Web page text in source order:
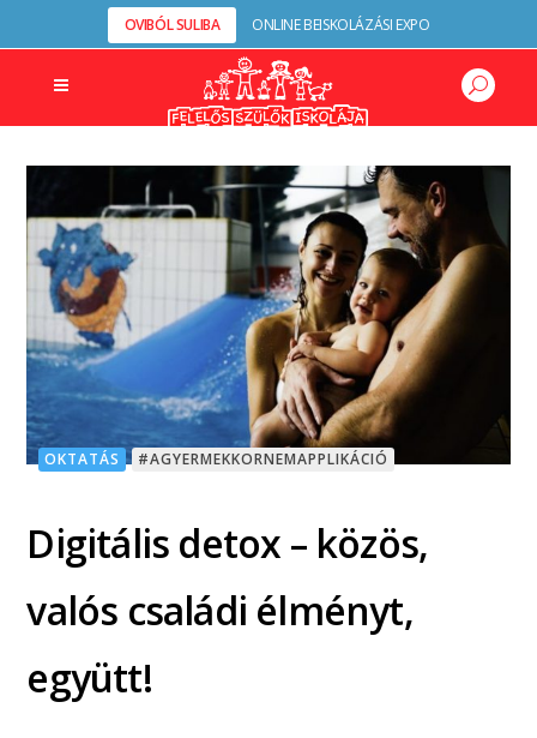
OVIBÓL SULIBA ONLINE BEISKOLÁZÁSI EXPO
OKTATÁS #AGYERMEKKORNEMAPPLIKÁCIÓ
Digitális detox – közös,
valós családi élményt,
együtt!